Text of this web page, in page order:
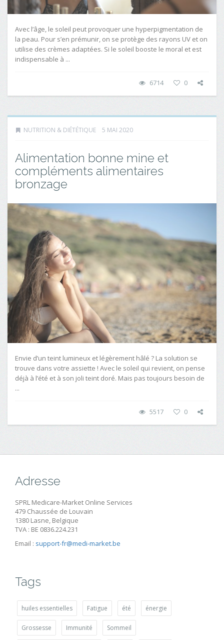
Avec l’âge, le soleil peut provoquer une hyperpigmentation de
la peau. Pour s’en prémunir, on se protège des rayons UV et on
utilise des crèmes adaptées. Si le soleil booste le moral et est
indispensable à ...
6714 0
NUTRITION & DIÉTÉTIQUE 5 MAI 2020
Alimentation bonne mine et
compléments alimentaires
bronzage
Envie d’un teint lumineux et légèrement hâlé ? La solution se
trouve dans votre assiette ! Avec le soleil qui revient, on pense
déjà à l’été et à son joli teint doré. Mais pas toujours besoin de
...
5517 0
Adresse
SPRL Medicare-Market Online Services
479 Chaussée de Louvain
1380 Lasne, Belgique
TVA : BE 0836.224.231
Email : support-fr@medi-market.be
Tags
huiles essentielles Fatigue été énergie
Grossesse Immunité Sommeil